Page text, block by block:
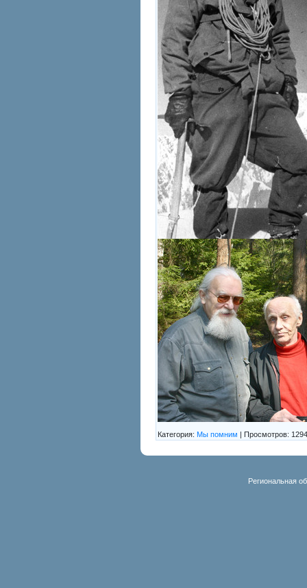
Категория: Мы помним | Просмотров:
Региональная